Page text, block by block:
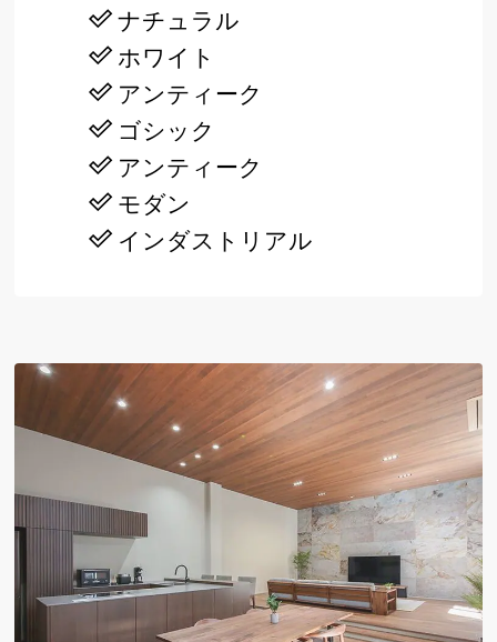
ナチュラル
ホワイト
アンティーク
ゴシック
アンティーク
モダン
インダストリアル